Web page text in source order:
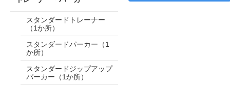
スタンダードトレーナー
（1か所）
スタンダードパーカー（1
か所）
スタンダードジップアップ
パーカー（1か所）